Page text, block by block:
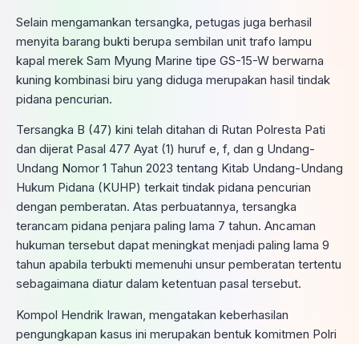
Selain mengamankan tersangka, petugas juga berhasil
menyita barang bukti berupa sembilan unit trafo lampu
kapal merek Sam Myung Marine tipe GS-15-W berwarna
kuning kombinasi biru yang diduga merupakan hasil tindak
pidana pencurian.
Tersangka B (47) kini telah ditahan di Rutan Polresta Pati
dan dijerat Pasal 477 Ayat (1) huruf e, f, dan g Undang-
Undang Nomor 1 Tahun 2023 tentang Kitab Undang-Undang
Hukum Pidana (KUHP) terkait tindak pidana pencurian
dengan pemberatan. Atas perbuatannya, tersangka
terancam pidana penjara paling lama 7 tahun. Ancaman
hukuman tersebut dapat meningkat menjadi paling lama 9
tahun apabila terbukti memenuhi unsur pemberatan tertentu
sebagaimana diatur dalam ketentuan pasal tersebut.
Kompol Hendrik Irawan, mengatakan keberhasilan
pengungkapan kasus ini merupakan bentuk komitmen Polri